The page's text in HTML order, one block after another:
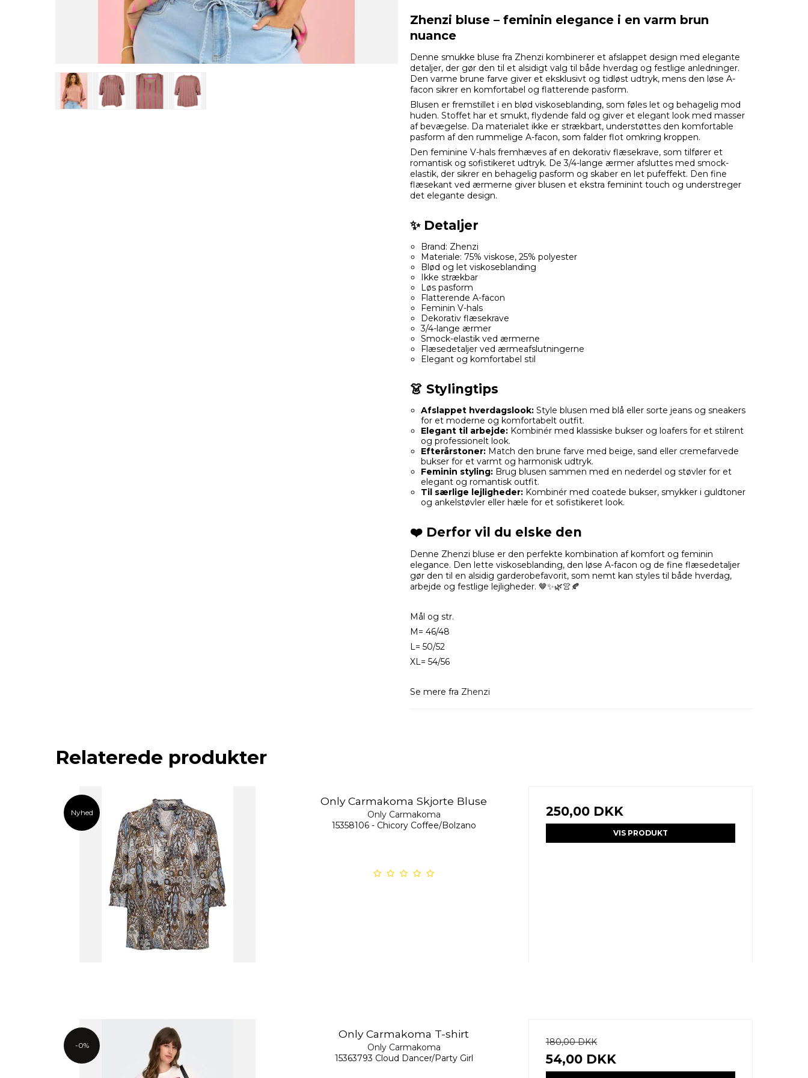
Zhenzi bluse – feminin elegance i en varm brun
nuance
Denne smukke bluse fra Zhenzi kombinerer et afslappet design med elegante
detaljer, der gør den til et alsidigt valg til både hverdag og festlige anledninger.
Den varme brune farve giver et eksklusivt og tidløst udtryk, mens den løse A-
facon sikrer en komfortabel og flatterende pasform.
Blusen er fremstillet i en blød viskoseblanding, som føles let og behagelig mod
huden. Stoffet har et smukt, flydende fald og giver et elegant look med masser
af bevægelse. Da materialet ikke er strækbart, understøttes den komfortable
pasform af den rummelige A-facon, som falder flot omkring kroppen.
Den feminine V-hals fremhæves af en dekorativ flæsekrave, som tilfører et
romantisk og sofistikeret udtryk. De 3/4-lange ærmer afsluttes med smock-
elastik, der sikrer en behagelig pasform og skaber en let pufeffekt. Den fine
flæsekant ved ærmerne giver blusen et ekstra feminint touch og understreger
det elegante design.
✨ Detaljer
Brand: Zhenzi
Materiale: 75% viskose, 25% polyester
Blød og let viskoseblanding
Ikke strækbar
Løs pasform
Flatterende A-facon
Feminin V-hals
Dekorativ flæsekrave
3/4-lange ærmer
Smock-elastik ved ærmerne
Flæsedetaljer ved ærmeafslutningerne
Elegant og komfortabel stil
👗 Stylingtips
Afslappet hverdagslook:Style blusen med blå eller sorte jeans og sneakers
for et moderne og komfortabelt outfit.
Elegant til arbejde:Kombinér med klassiske bukser og loafers for et stilrent
og professionelt look.
Efterårstoner:Match den brune farve med beige, sand eller cremefarvede
bukser for et varmt og harmonisk udtryk.
Feminin styling:Brug blusen sammen med en nederdel og støvler for et
elegant og romantisk outfit.
Til særlige lejligheder:Kombinér med coatede bukser, smykker i guldtoner
og ankelstøvler eller hæle for et sofistikeret look.
❤️ Derfor vil du elske den
Denne Zhenzi bluse er den perfekte kombination af komfort og feminin
elegance. Den lette viskoseblanding, den løse A-facon og de fine flæsedetaljer
gør den til en alsidig garderobefavorit, som nemt kan styles til både hverdag,
arbejde og festlige lejligheder. 🤎✨🌿👚🍂
Mål og str.
M= 46/48
L= 50/52
XL= 54/56
Se mere fra Zhenzi
Relaterede produkter
Nyhed
Only Carmakoma Skjorte Bluse
Only Carmakoma
15358106 - Chicory Coffee/Bolzano
250,00 DKK
VIS PRODUKT
-0%
Only Carmakoma T-shirt
Only Carmakoma
15363793 Cloud Dancer/Party Girl
180,00 DKK
54,00 DKK